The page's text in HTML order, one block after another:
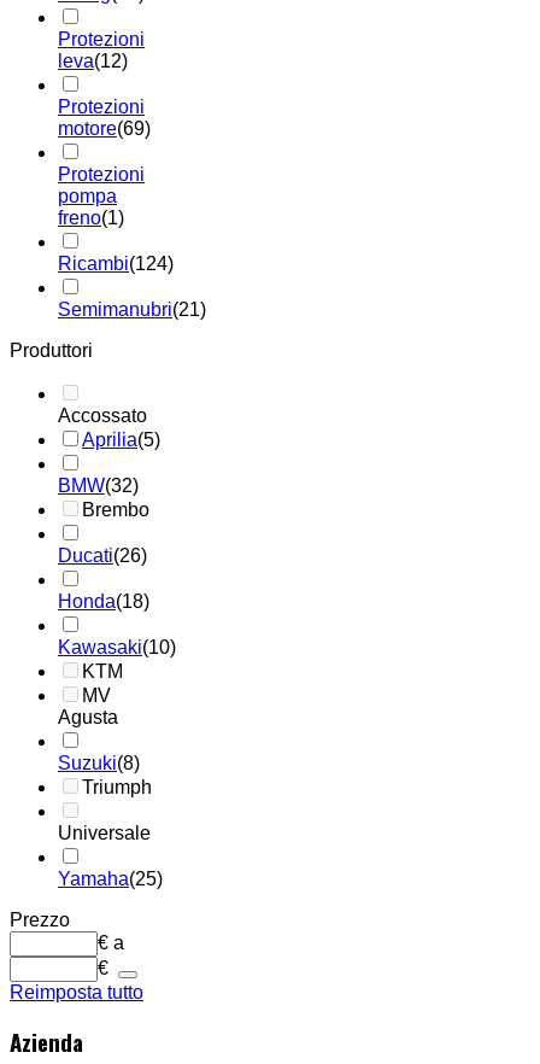
Protezioni
leva(12)
Protezioni
motore(69)
Protezioni
pompa
freno(1)
Ricambi(124)
Semimanubri(21)
Produttori
Accossato
Aprilia(5)
BMW(32)
Brembo
Ducati(26)
Honda(18)
Kawasaki(10)
KTM
MV
Agusta
Suzuki(8)
Triumph
Universale
Yamaha(25)
Prezzo
€ a
€
Reimposta tutto
Azienda